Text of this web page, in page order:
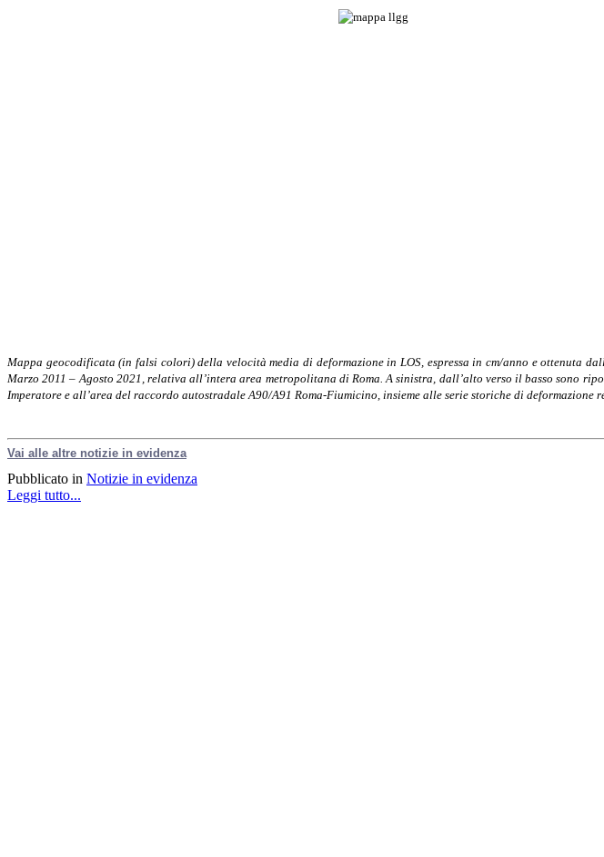
Mappa geocodificata (in falsi colori) della velocità media di deformazione in LOS, espressa in cm/anno e ottenuta
Marzo 2011 – Agosto 2021, relativa all’intera area metropolitana di Roma. A sinistra, dall’alto verso il basso sono
Imperatore e all’area del raccordo autostradale A90/A91 Roma-Fiumicino, insieme alle serie storiche di deformazione
Vai alle altre notizie in evidenza
Pubblicato in Notizie in evidenza
Leggi tutto...